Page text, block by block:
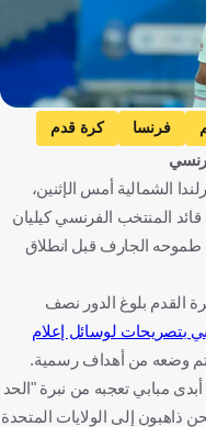
فرنسا كرة قدم
الشمالية أمس الإثنين،
الديوك بنتيجة (3-1)، إلا أن قائد المنتخب الفرنسي كيليان
الجارف قبل انطلاق
القدم بلوغ الدور نصف
بتصريحات لوسائل إعلام
تم وضعه من أهداف رسمية.
مبابي تعجبه من نبرة "الحد
ذاهبون إلى الولايات المتحدة